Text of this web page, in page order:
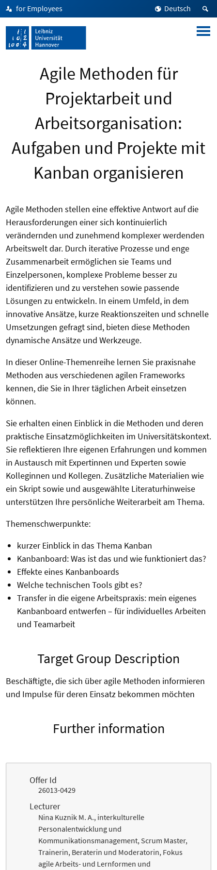
for Employees Deutsch
Agile Methoden für
Projektarbeit und
Arbeitsorganisation:
Aufgaben und Projekte mit
Kanban organisieren
Agile Methoden stellen eine effektive Antwort aufdie
Herausforderungen einer sich kontinuierlich
verändernden und zunehmend komplexer werdenden
Arbeitswelt dar. Durch iterative Prozesse und enge
Zusammenarbeitermöglichen sie Teams und
Einzelpersonen, komplexe Probleme besser zu
identifizieren und zu verstehen sowie passende
Lösungen zu entwickeln. In einem Umfeld, in dem
innovative Ansätze, kurze Reaktionszeiten und schnelle
Umsetzungen gefragt sind, bieten diese Methoden
dynamische Ansätze und Werkzeuge.
In dieser Online-Themenreihe lernen Sie praxisnahe
Methoden aus verschiedenen agilen Frameworks
kennen, die Sie in Ihrer täglichen Arbeit einsetzen
können.
Sie erhalten einen Einblick in die Methoden und deren
praktische Einsatzmöglichkeiten im Universitätskontext.
Sie reflektieren Ihre eigenen Erfahrungen und kommen
in Austausch mit Expertinnen und Experten sowie
Kolleginnen und Kollegen. Zusätzliche Materialien wie
ein Skript sowie und ausgewählte Literaturhinweise
unterstützen Ihre persönliche Weiterarbeit am Thema.
Themenschwerpunkte:
kurzer Einblick in das Thema Kanban
Kanbanboard: Was ist das und wie funktioniert das?
Effekte eines Kanbanboards
Welche technischen Tools gibt es?
Transfer in die eigene Arbeitspraxis: mein eigenes
Kanbanboard entwerfen – für individuelles Arbeiten
und Teamarbeit
Target Group Description
Beschäftigte, die sich über agile Methoden informieren
und Impulse für deren Einsatz bekommen möchten
Further information
Offer Id
26013-0429
Lecturer
Nina Kuznik M. A., interkulturelle
Personalentwicklung und
Kommunikationsmanagement, Scrum Master,
Trainerin, Beraterin und Moderatorin, Fokus
agile Arbeits- und Lernformen und